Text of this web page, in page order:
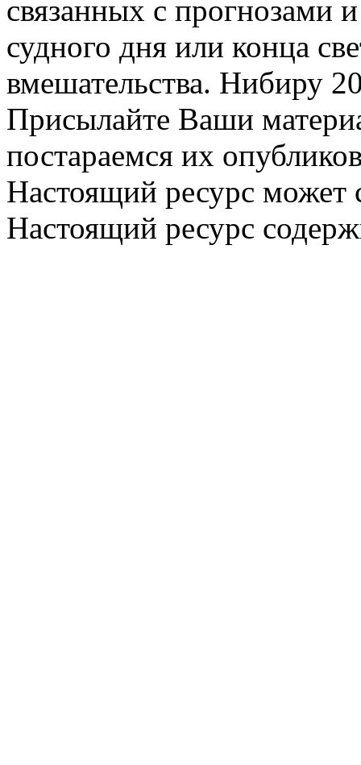
связанных с прогнозами
судного дня или конца
вмешательства. Нибиру
Присылайте Ваши
постараемся их
Настоящий ресурс может
Настоящий ресурс